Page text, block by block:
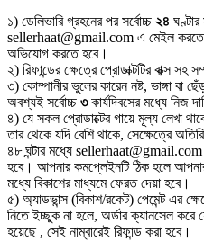
১) ডেলিভারি গ্রহনের পর সর্বোচ্চ ২৪
sellerhaat@gmail.com এ মেইল করতে
অভিযোগ করতে হবে।
২) রিফান্ডের ক্ষেত্রে প্রোডাক্টটির বাক্স
৩) কোম্পানীর ভুলের কারেন নষ্ট, ভাঙ্গা বা
অবশ্যই সর্বোচ্চ ৩কার্যদিবসের মধ্যে নিজ
৪) যে সকল প্রোডাক্টের গায়ে মূল্য লেখা
তার থেকে যদি বেশি থাকে, সেক্ষেত্রে
৪৮ ঘন্টার মধ্যে
হবে। আপনার কমপ্লেইনটি ঠিক হলে
মধ্যে বিকাশের মাধ্যমে ফেরত দেয়া হবে।
৫) অ্যাডভান্স (বিকাশ/রকেট) পেমেন্ট এর
নিতে ইচ্ছুক না হলে, অর্ডার ক্যানসেল করে
হয়েছে , সেই নাম্বারেই রিফান্ড করা হবে।